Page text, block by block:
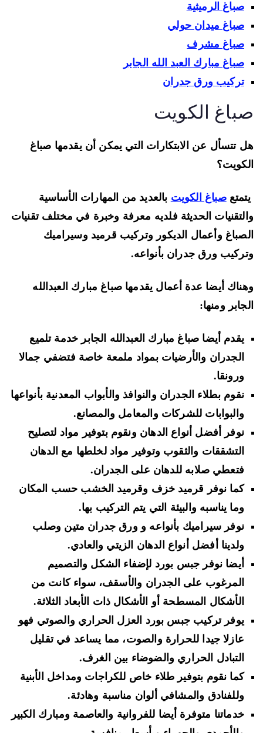
صباغ الرميثية
صباغ ميدان حولي
صباغ مشرف
صباغ مبارك العبد الله الجابر
تركيب ورق جدران
الكويت
تتسأل عن الابتكارات التي يمكن أن يقدمها صباغ
صباغ الكويتبالعديد من المهارات الأساسية
الحديثة فلديه معرفة وخبرة في مختلف تقنيات
وأعمال الديكور وتركيب قرميد وسيراميك
ورق جدران بأنواعه.
أيضا عدة أعمال يقدمها صباغ مبارك العبدالله
ومنها:
يقدم أيضا صباغ مبارك العبدالله الجابر خدمة تلميع
الجدران والأرضيات بمواد ملمعة خاصة فتضفي جمالا
ورونقا.
نقوم بطلاء الجدران والنوافذ والأبواب المعدنية بأنواعها
والبوابات للشركات والمعامل والمصانع.
نوفر أفضل أنواع الدهان ونقوم بتوفير مواد لتصليح
التشققات والثقوب وتوفير مواد لخلطها مع الدهان
فتعطي صلابه للدهان على الجدران.
كما نوفر قرميد خزف وقرميد الخشب حسب المكان
وما يناسبه والبيئة التي يتم التركيب بها.
نوفر سيراميك بأنواعه و ورق جدران متين وصلب
ولدينا أفضل أنواع الدهان الزيتي والعادي.
أيضا نوفر جبس بورد لإضفاء الشكل والتصميم
المرغوب على الجدران والأسقف، سواء كانت من
الأشكال المسطحة أو الأشكال ذات الأبعاد الثلاثة.
يوفر تركيب جبس بورد العزل الحراري والصوتي فهو
عازلا جيدا للحرارة والصوت، مما يساعد في تقليل
التبادل الحراري والضوضاء بين الغرف.
كما نقوم بتوفير طلاء خاص للكراجات ومداخل الأبنية
وللفنادق والمشافي ألوان مناسبة وهادئة.
خدماتنا متوفرة أيضا للفروانية والعاصمة ومبارك الكبير